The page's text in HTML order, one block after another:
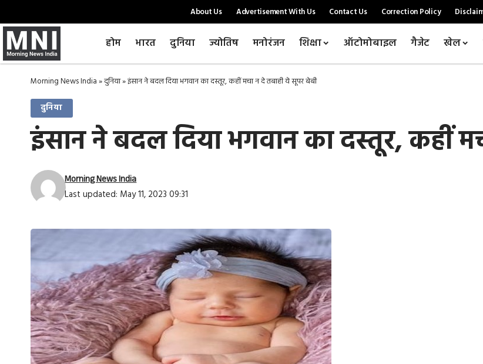
About Us Advertisement With Us Contact Us Correction Policy
होम भारत दुनिया ज्योतिष मनोरंजन शिक्षा ऑटोमोबाइल गैजेट खेल
Morning News India»दुनिया»इंसान ने बदल दिया भगवान का दस्तूर, कहीं मचा न दे तबाही ये सूपर बेबी
दुनिया
इंसान ने बदल दिया भगवान का दस्तूर, कहीं
Last updated: May 11, 2023 09:31
Morning News India